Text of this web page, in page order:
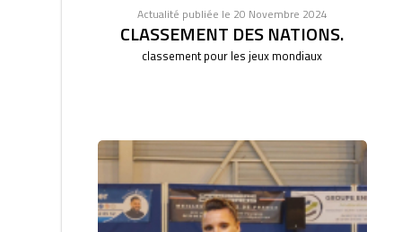
Actualité publiée le 20 Novembre 2024
CLASSEMENT DES NATIONS.
classement pour les jeux mondiaux